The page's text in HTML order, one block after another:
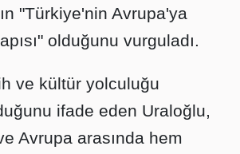
"Türkiye'nin Avrupa'ya
olduğunu vurguladı.
ve kültür yolculuğu
ifade eden Uraloğlu,
Avrupa arasında hem